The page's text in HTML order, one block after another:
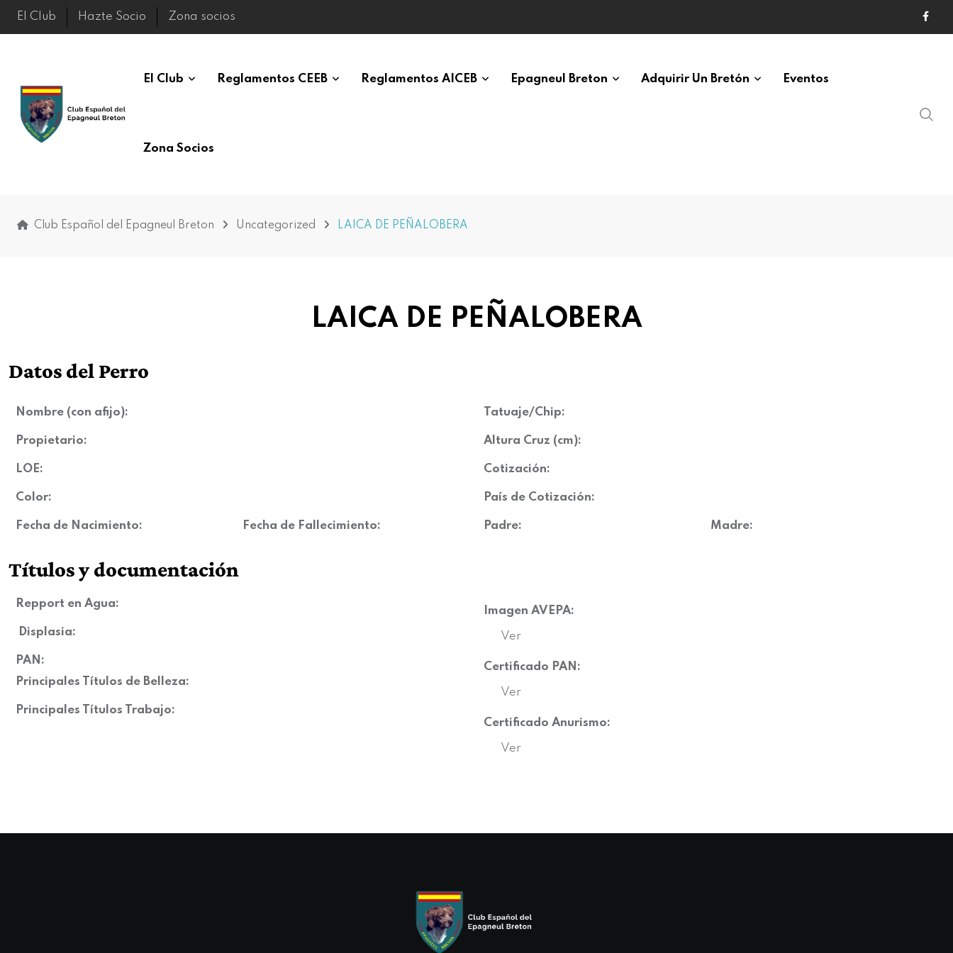
El Club Hazte Socio Zona socios
El Club Reglamentos CEEB Reglamentos AICEB Epagneul Breton Adquirir Un Bretón Eventos
Zona Socios
Club Español del Epagneul Breton Uncategorized LAICA DE PEÑALOBERA
LAICA DE PEÑALOBERA
Datos del Perro
Nombre (con afijo):
Propietario:
LOE:
Color:
Fecha de Nacimiento: Fecha de Fallecimiento:
Tatuaje/Chip:
Altura Cruz (cm):
Cotización:
País de Cotización:
Padre: Madre:
Títulos y documentación
Repport en Agua:
Displasia:
PAN:
Principales Títulos de Belleza:
Principales Títulos Trabajo:
Imagen AVEPA:
Ver
Certificado PAN:
Ver
Certificado Anurismo:
Ver